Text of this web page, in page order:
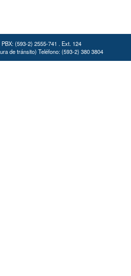
(593-2) 2555-741 . Ext. 124
de tránsito) Teléfono: (593-2) 380 3804